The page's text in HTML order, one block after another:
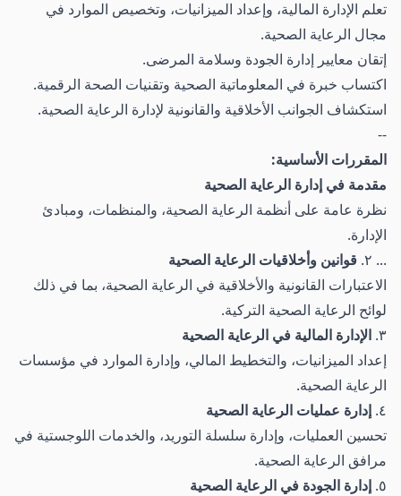
تعلم الإدارة المالية، وإعداد الميزانيات، وتخصيص الموارد في
مجال الرعاية الصحية.
إتقان معايير إدارة الجودة وسلامة المرضى.
اكتساب خبرة في المعلوماتية الصحية وتقنيات الصحة الرقمية.
استكشاف الجوانب الأخلاقية والقانونية لإدارة الرعاية الصحية.
--
المقررات الأساسية:
مقدمة في إدارة الرعاية الصحية
نظرة عامة على أنظمة الرعاية الصحية، والمنظمات، ومبادئ
الإدارة.
... ٢.
قوانين وأخلاقيات الرعاية الصحية
الاعتبارات القانونية والأخلاقية في الرعاية الصحية، بما في ذلك
لوائح الرعاية الصحية التركية.
٣. الإدارة المالية في الرعاية الصحية
إعداد الميزانيات، والتخطيط المالي، وإدارة الموارد في مؤسسات
الرعاية الصحية.
٤. إدارة عمليات الرعاية الصحية
تحسين العمليات، وإدارة سلسلة التوريد، والخدمات اللوجستية في
مرافق الرعاية الصحية.
٥. إدارة الجودة في الرعاية الصحية